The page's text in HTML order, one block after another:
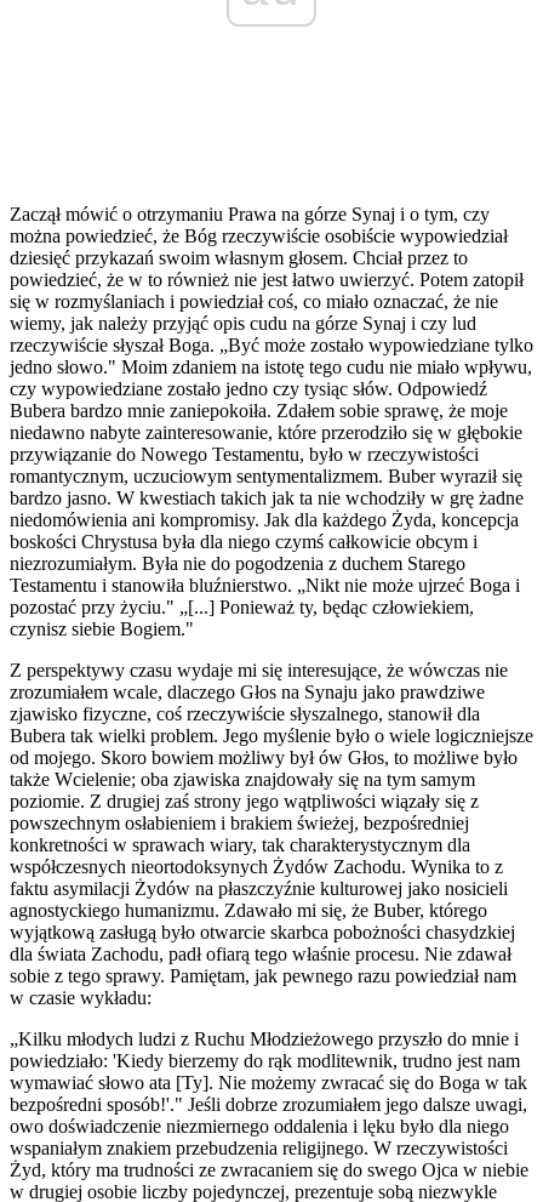
Zaczął mówić o otrzymaniu Prawa na górze Synaj i o tym, czy
można powiedzieć, że Bóg rzeczywiście osobiście wypowiedział
dziesięć przykazań swoim własnym głosem. Chciał przez to
powiedzieć, że w to również nie jest łatwo uwierzyć. Potem zatopił
się w rozmyślaniach i powiedział coś, co miało oznaczać, że nie
wiemy, jak należy przyjąć opis cudu na górze Synaj i czy lud
rzeczywiście słyszał Boga. „Być może zostało wypowiedziane tylko
jedno słowo." Moim zdaniem na istotę tego cudu nie miało wpływu,
czy wypowiedziane zostało jedno czy tysiąc słów. Odpowiedź
Bubera bardzo mnie zaniepokoiła. Zdałem sobie sprawę, że moje
niedawno nabyte zainteresowanie, które przerodziło się w głębokie
przywiązanie do Nowego Testamentu, było w rzeczywistości
romantycznym, uczuciowym sentymentalizmem. Buber wyraził się
bardzo jasno. W kwestiach takich jak ta nie wchodziły w grę żadne
niedomówienia ani kompromisy. Jak dla każdego Żyda, koncepcja
boskości Chrystusa była dla niego czymś całkowicie obcym i
niezrozumiałym. Była nie do pogodzenia z duchem Starego
Testamentu i stanowiła bluźnierstwo. „Nikt nie może ujrzeć Boga i
pozostać przy życiu." „[...] Ponieważ ty, będąc człowiekiem,
czynisz siebie Bogiem."
Z perspektywy czasu wydaje mi się interesujące, że wówczas nie
zrozumiałem wcale, dlaczego Głos na Synaju jako prawdziwe
zjawisko fizyczne, coś rzeczywiście słyszalnego, stanowił dla
Bubera tak wielki problem. Jego myślenie było o wiele logiczniejsze
od mojego. Skoro bowiem możliwy był ów Głos, to możliwe było
także Wcielenie; oba zjawiska znajdowały się na tym samym
poziomie. Z drugiej zaś strony jego wątpliwości wiązały się z
powszechnym osłabieniem i brakiem świeżej, bezpośredniej
konkretności w sprawach wiary, tak charakterystycznym dla
współczesnych nieortodoksynych Żydów Zachodu. Wynika to z
faktu asymilacji Żydów na płaszczyźnie kulturowej jako nosicieli
agnostyckiego humanizmu. Zdawało mi się, że Buber, którego
wyjątkową zasługą było otwarcie skarbca pobożności chasydzkiej
dla świata Zachodu, padł ofiarą tego właśnie procesu. Nie zdawał
sobie z tego sprawy. Pamiętam, jak pewnego razu powiedział nam
w czasie wykładu:
„Kilku młodych ludzi z Ruchu Młodzieżowego przyszło do mnie i
powiedziało: 'Kiedy bierzemy do rąk modlitewnik, trudno jest nam
wymawiać słowo ata [Ty]. Nie możemy zwracać się do Boga w tak
bezpośredni sposób!'." Jeśli dobrze zrozumiałem jego dalsze uwagi,
owo doświadczenie niezmiernego oddalenia i lęku było dla niego
wspaniałym znakiem przebudzenia religijnego. W rzeczywistości
Żyd, który ma trudności ze zwracaniem się do swego Ojca w niebie
w drugiej osobie liczby pojedynczej, prezentuje sobą niezwykle